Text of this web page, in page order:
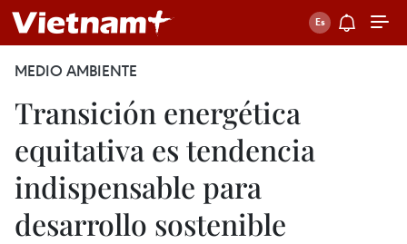
MEDIO AMBIENTE
Transición energética
equitativa es tendencia
indispensable para
desarrollo sostenible